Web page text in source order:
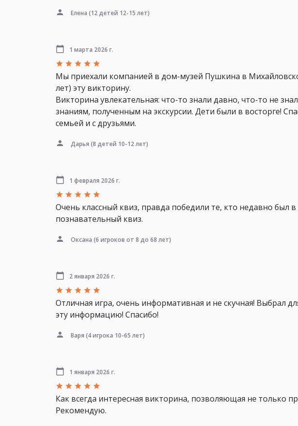
Елена (12 детей 12-15 лет)
1 марта 2026 г.
Мы приехали компанией в дом-музей Пушкина в
лет) эту викторину.
Викторина увлекательная: что-то знали давно, что-то не
знаниям, полученным на экскурсии. Дети были в восторге!
семьей и с друзьями.
Дарья (8 детей 10-12 лет)
1 февраля 2026 г.
Очень классный квиз, правда победили те, кто недавно был
познавательный квиз.
Оксана (6 игроков от 8 до 68 лет)
2 января 2026 г.
Отличная игра, очень информативная и не скучная! Выбрал
эту информацию! Спасибо!
Варя (4 игрока 10-65 лет)
1 января 2026 г.
Как всегда интересная викторина, позволяющая не только
Рекомендую.